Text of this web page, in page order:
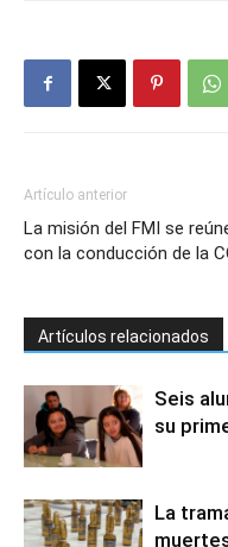
Artículo anterior
La misión del FMI se
con la conducción de la
Artículos relacionados
Seis
su
La